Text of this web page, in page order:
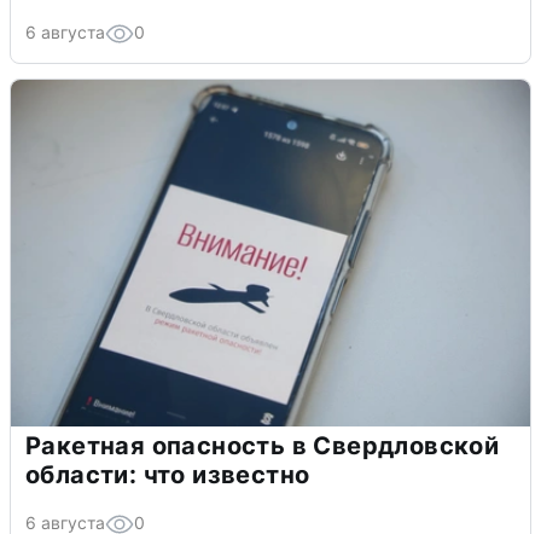
6 августа 0
Ракетная опасность в Свердловской
области: что известно
6 августа 0